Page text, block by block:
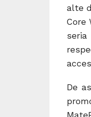
alte
Core
seria
De